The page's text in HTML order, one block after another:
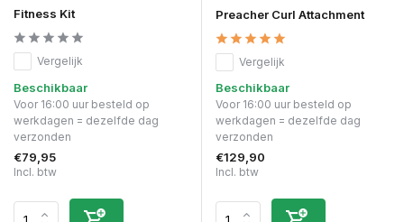
Fitness Kit
Vergelijk
Beschikbaar
Voor 16:00 uur besteld op
werkdagen = dezelfde dag
verzonden
€79,95
Incl. btw
Preacher Curl Attachment
Vergelijk
Beschikbaar
Voor 16:00 uur besteld op
werkdagen = dezelfde dag
verzonden
€129,90
Incl. btw